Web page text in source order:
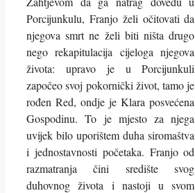
Porcijunkulu, Franjo želi očitovati da
njegova smrt ne želi biti ništa drugo
nego rekapitulacija cijeloga njegova
života: upravo je u Porcijunkuli
započeo svoj pokornički život, tamo je
rođen Red, ondje je Klara posvećena
Gospodinu. To je mjesto za njega
uvijek bilo uporištem duha siromaštva
i jednostavnosti početaka. Franjo od
razmatranja čini središte svog
duhovnog života i nastoji u svom